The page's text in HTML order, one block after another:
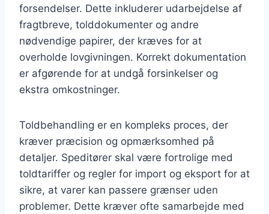
forsendelser. Dette inkluderer udarbejdelse af
fragtbreve, tolddokumenter og andre
nødvendige papirer, der kræves for at
overholde lovgivningen. Korrekt dokumentation
er afgørende for at undgå forsinkelser og
ekstra omkostninger.
Toldbehandling er en kompleks proces, der
kræver præcision og opmærksomhed på
detaljer. Speditører skal være fortrolige med
toldtariffer og regler for import og eksport for at
sikre, at varer kan passere grænser uden
problemer. Dette kræver ofte samarbejde med